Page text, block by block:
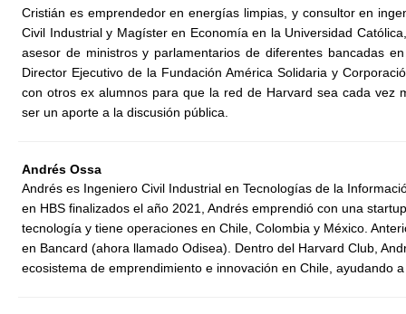
Cristián es emprendedor en energías limpias, y consultor en
Civil Industrial y Magíster en Economía en la Universidad
asesor de ministros y parlamentarios de diferentes bancadas
Director Ejecutivo de la Fundación América Solidaria y
con otros ex alumnos para que la red de Harvard sea cada vez
ser un aporte a la discusión pública.
Andrés Ossa
Andrés es Ingeniero Civil Industrial en Tecnologías de la
en HBS finalizados el año 2021, Andrés emprendió con una
tecnología y tiene operaciones en Chile, Colombia y México.
en Bancard (ahora llamado Odisea). Dentro del Harvard Club,
ecosistema de emprendimiento e innovación en Chile, ayudando